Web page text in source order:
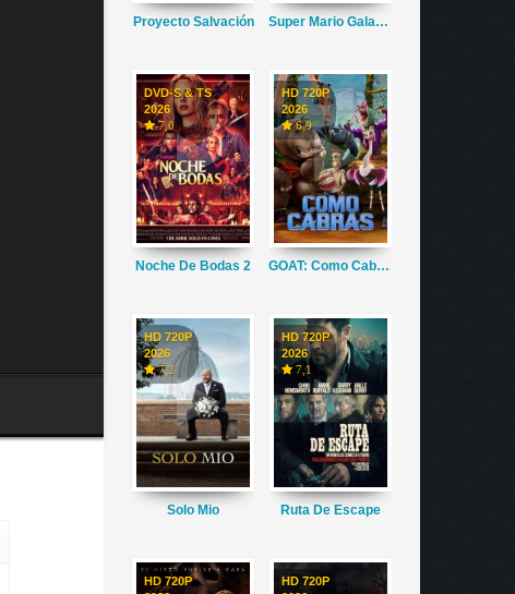
Proyecto Salvación Super Mario Galaxy La Película
DVD-S & TS
2026
7,0
Noche De Bodas 2
HD 720P
2026
6,9
GOAT: Como Cabras
HD 720P
2026
7,2
Solo Mio
HD 720P
2026
7,1
Ruta De Escape
HD 720P
HD 720P